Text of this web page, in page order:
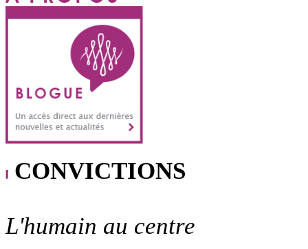
CONVICTIONS
L'humain au centre